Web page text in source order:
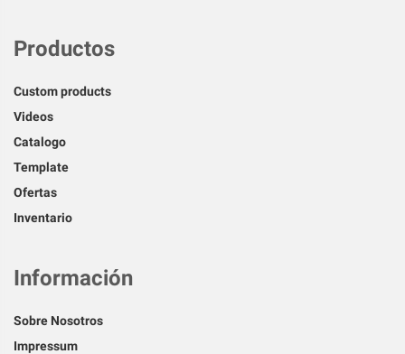
Productos
Custom products
Videos
Catalogo
Template
Ofertas
Inventario
Información
Sobre Nosotros
Impressum